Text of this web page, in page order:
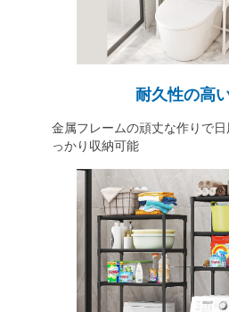
耐久性の高
金属フレームの頑丈な作りで
っかり収納可能